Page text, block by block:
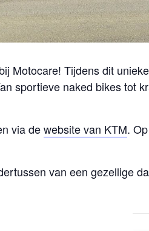
Motocare! Tijdens dit
sportieve naked bikes tot
via dewebsite van KTM.
van een gezellige